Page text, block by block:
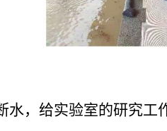
水，给实验室的研究工